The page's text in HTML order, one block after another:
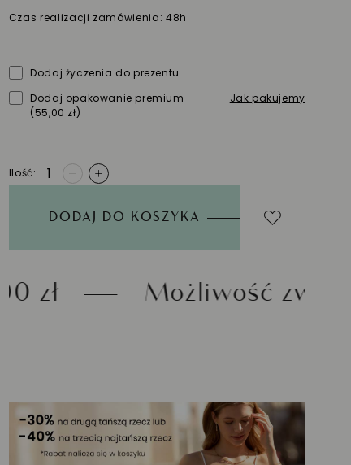
Czas realizacji zamówienia: 48h
Dodaj życzenia do prezentu
Dodaj opakowanie premium
(55,00 zł)
Jak pakujemy
Ilość +
DODAJ DO KOSZYKA
Możliwość zwrotu do 30 dni